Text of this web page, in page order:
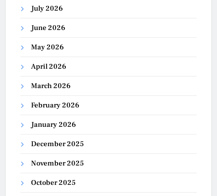
July 2026
June 2026
May 2026
April 2026
March 2026
February 2026
January 2026
December 2025
November 2025
October 2025